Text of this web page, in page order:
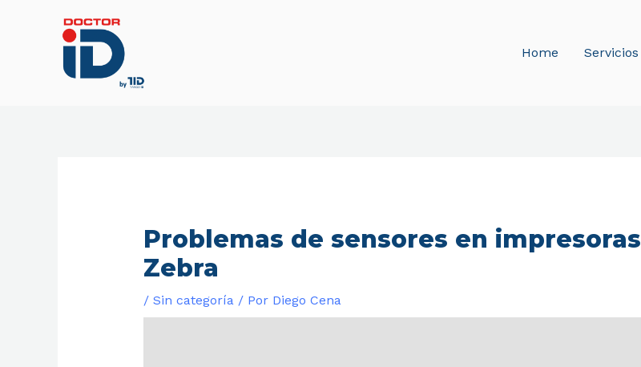
Home Servicios
Problemas de sensores en impresoras
Zebra
/ Sin categoría/ Por Diego Cena